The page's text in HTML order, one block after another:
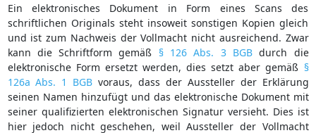
Ein elektronisches Dokument in Form eines Scans des
schriftlichen Originals steht insoweit sonstigen Kopien gleich
und ist zum Nachweis der Vollmacht nicht ausreichend. Zwar
kann die Schriftform gemäß § 126 Abs. 3 BGBdurch die
elektronische Form ersetzt werden, dies setzt aber gemäß §
126a Abs. 1 BGB voraus, dass der Aussteller der Erklärung
seinen Namen hinzufügt und das elektronische Dokument mit
seiner qualifizierten elektronischen Signatur versieht. Dies ist
hier jedoch nicht geschehen, weil Aussteller der Vollmacht